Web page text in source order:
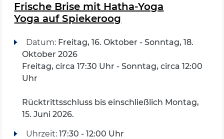
Frische Brise mit Hatha-Yoga
Yoga auf Spiekeroog
Datum: Freitag, 16. Oktober - Sonntag, 18.
Oktober 2026
Freitag, circa 17:30 Uhr - Sonntag, circa 12:00
Uhr
Rücktrittsschluss bis einschließlich Montag,
15. Juni 2026.
Uhrzeit: 17:30 - 12:00 Uhr